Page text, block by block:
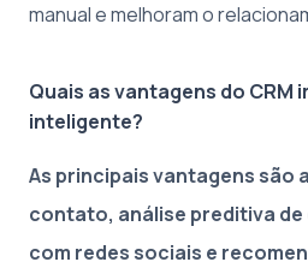
manual e melhoram o
Quais as vantagens do CRM
inteligente?
As principais vantagens são
contato, análise preditiva
com redes sociais e